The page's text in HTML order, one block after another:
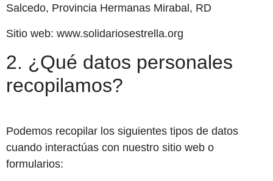
Salcedo, Provincia Hermanas Mirabal, RD
Sitio web: www.solidariosestrella.org
2. ¿Qué datos personales
recopilamos?
Podemos recopilar los siguientes tipos de datos
cuando interactúas con nuestro sitio web o
formularios: